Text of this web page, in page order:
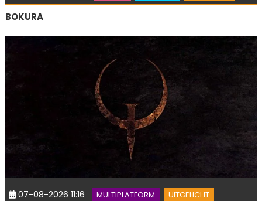
BOKURA
07-08-2026 11:16 MULTIPLATFORM UITGELICHT